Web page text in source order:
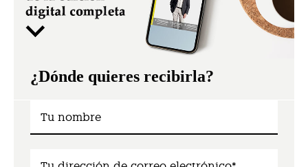
¿Dónde quieres recibirla?